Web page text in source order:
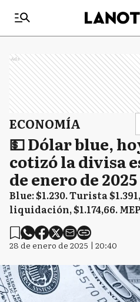
Ads
ECONOMÍA
💵 Dólar blue,
cotizó la divisa
de enero de 2025
Blue: $1.230. Turista
liquidación, $1.174,66.
28 de enero de 2025 | 20:40